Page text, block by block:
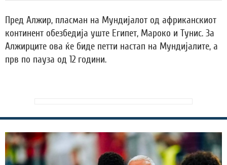
Пред Алжир, пласман на Мундијалот од африканскиот
континент обезбедија уште Египет, Мароко и Тунис. За
Алжирците ова ќе биде петти настап на Мундијалите, а
прв по пауза од 12 години.